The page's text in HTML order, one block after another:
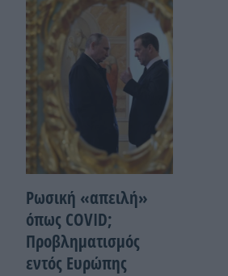
Ρωσική «απειλή»
όπως COVID;
Προβληματισμός
εντός Ευρώπης